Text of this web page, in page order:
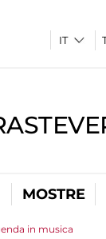
MOSTRE
in musica